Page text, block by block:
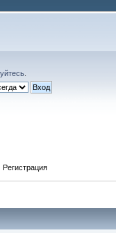
Регистрация